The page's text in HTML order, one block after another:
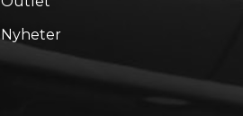
Nyheter